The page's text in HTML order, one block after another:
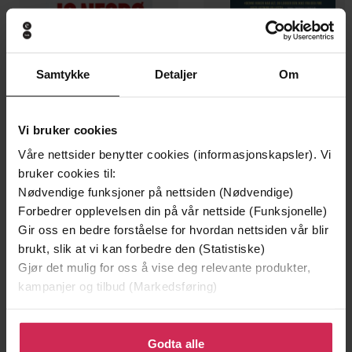
Samtykke Detaljer Om
Vi bruker cookies
Våre nettsider benytter cookies (informasjonskapsler). Vi
bruker cookies til:
Nødvendige funksjoner på nettsiden (Nødvendige)
Forbedrer opplevelsen din på vår nettside (Funksjonelle)
Gir oss en bedre forståelse for hvordan nettsiden vår blir
brukt, slik at vi kan forbedre den (Statistiske)
Gjør det mulig for oss å vise deg relevante produkter,
kampanjer og tilbud (Markedsføring)
Klikk på «Godta alle» for å gi oss ditt samtykke til å
bruke cookies for alle disse formålene. Du kan også
Godta alle
129,-
Minnesota
Jo Nesbø
EBOK
79,-
En lykkelig familie
Stian Hjelvin Andersen
EBOK